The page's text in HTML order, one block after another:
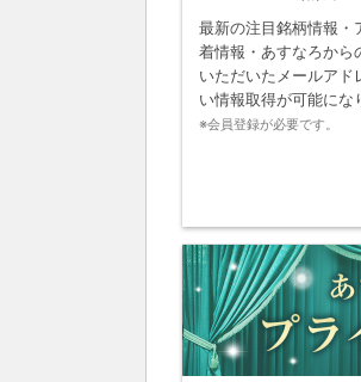
最新の注目銘柄情報・
着情報・あすなろから
いただいたメールア
い情報取得が可能にな
※会員登録が必要です。